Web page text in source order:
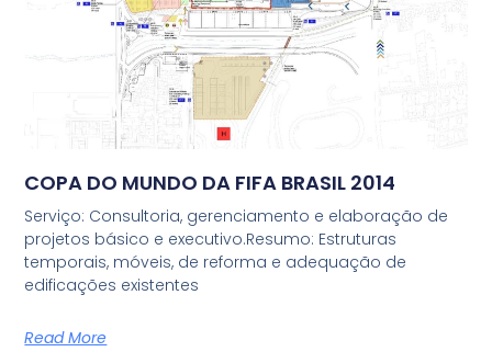
COPA DO MUNDO DA FIFA BRASIL 2014
Serviço: Consultoria, gerenciamento e elaboração de
projetos básico e executivo.Resumo: Estruturas
temporais, móveis, de reforma e adequação de
edificações existentes
Read More